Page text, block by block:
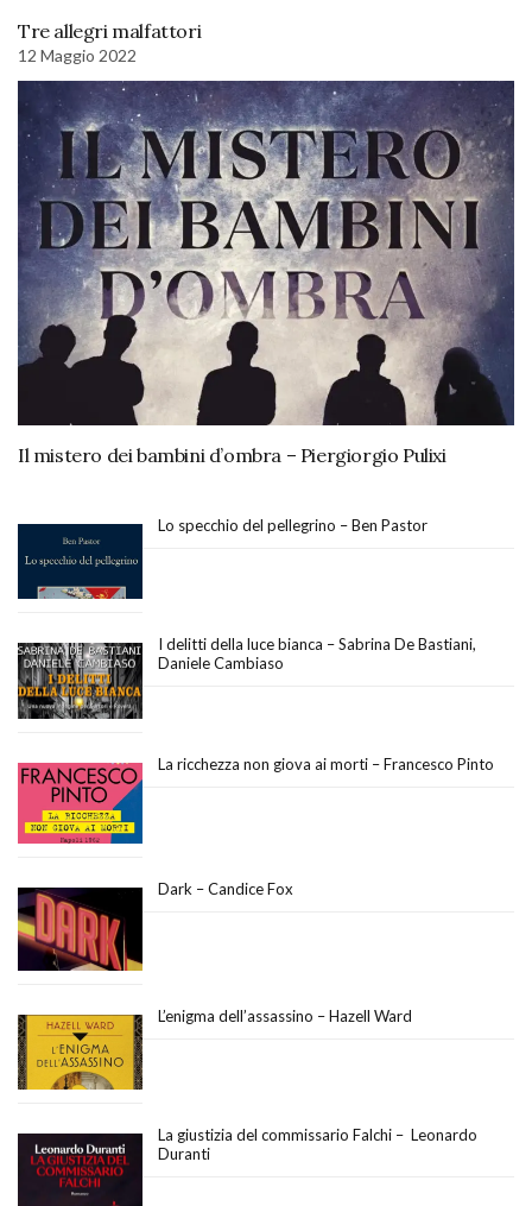
Tre allegri malfattori
12 Maggio 2022
Il mistero dei bambini d’ombra – Piergiorgio Pulixi
Lo specchio del pellegrino – Ben Pastor
I delitti della luce bianca – Sabrina De Bastiani,
Daniele Cambiaso
La ricchezza non giova ai morti – Francesco Pinto
Dark – Candice Fox
L’enigma dell’assassino – Hazell Ward
La giustizia del commissario Falchi – Leonardo
Duranti